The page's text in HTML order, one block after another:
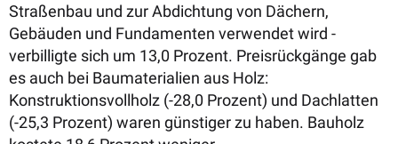
Straßenbau und zur Abdichtung von Dächern,
Gebäuden und Fundamenten verwendet wird -
verbilligte sich um 13,0 Prozent. Preisrückgänge gab
es auch bei Baumaterialien aus Holz:
Konstruktionsvollholz (-28,0 Prozent) und Dachlatten
(-25,3 Prozent) waren günstiger zu haben. Bauholz